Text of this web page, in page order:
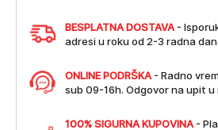
BESPLATNA DOSTAVA -
adresi u roku od 2-3 radna
ONLINE PODRŠKA - Radno
sub 09-16h. Odgovor na upit u
100% SIGURNA KUPOVINA -